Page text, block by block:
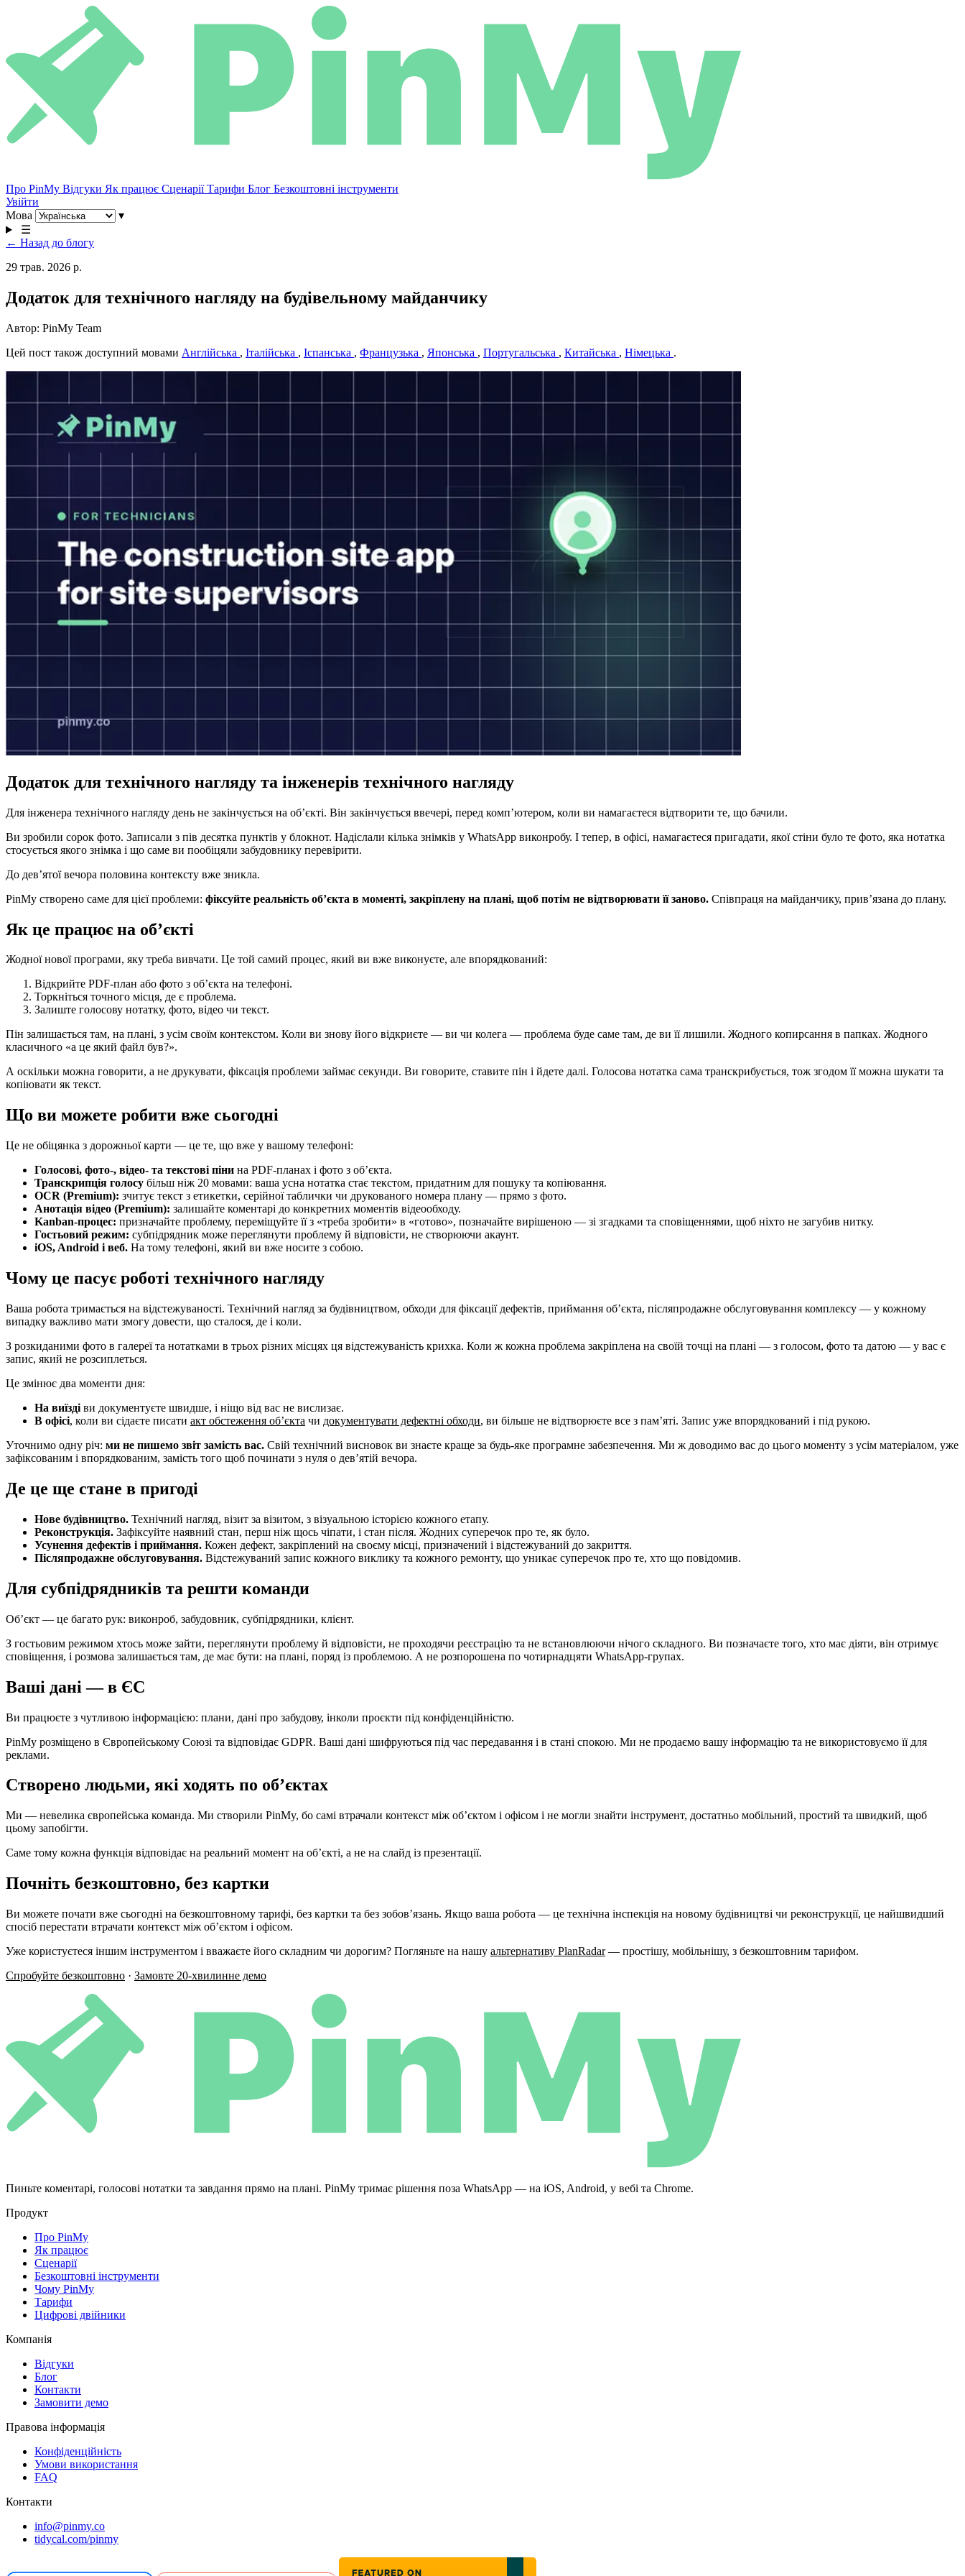
Про PinMy Відгуки Як працює СценаріїТарифи Блог Безкоштовні інструменти
Увійти
Мова
▾
☰
← Назад до блогу
29 трав. 2026 р.
Додаток для технічного нагляду на будівельному майданчику
Автор: PinMy Team
Цей пост також доступний мовами Англійська , Італійська , Іспанська , Французька , Японська , Португальська , Китайська , Німецька .
Додаток для технічного нагляду та інженерів технічного нагляду
Для інженера технічного нагляду день не закінчується на об’єкті. Він закінчується ввечері, перед комп’ютером, коли ви намагаєтеся відтворити те, що бачили.
Ви зробили сорок фото. Записали з пів десятка пунктів у блокнот. Надіслали кілька знімків у WhatsApp виконробу. І тепер, в офісі, намагаєтеся пригадати, якої стіни було те фото, яка нотатка
стосується якого знімка і що саме ви пообіцяли забудовнику перевірити.
До дев’ятої вечора половина контексту вже зникла.
PinMy створено саме для цієї проблеми: фіксуйте реальність об’єкта в моменті, закріплену на плані, щоб потім не відтворювати її заново. Співпраця на майданчику, прив’язана до плану.
Як це працює на об’єкті
Жодної нової програми, яку треба вивчати. Це той самий процес, який ви вже виконуєте, але впорядкований:
Відкрийте PDF-план або фото з об’єкта на телефоні.
Торкніться точного місця, де є проблема.
Залиште голосову нотатку, фото, відео чи текст.
Пін залишається там, на плані, з усім своїм контекстом. Коли ви знову його відкриєте — ви чи колега — проблема буде саме там, де ви її лишили. Жодного копирсання в папках. Жодного
класичного «а це який файл був?».
А оскільки можна говорити, а не друкувати, фіксація проблеми займає секунди. Ви говорите, ставите пін і йдете далі. Голосова нотатка сама транскрибується, тож згодом її можна шукати та
копіювати як текст.
Що ви можете робити вже сьогодні
Це не обіцянка з дорожньої карти — це те, що вже у вашому телефоні:
Голосові, фото-, відео- та текстові піни на PDF-планах і фото з об’єкта.
Транскрипція голосу більш ніж 20 мовами: ваша усна нотатка стає текстом, придатним для пошуку та копіювання.
OCR (Premium): зчитує текст з етикетки, серійної таблички чи друкованого номера плану — прямо з фото.
Анотація відео (Premium): залишайте коментарі до конкретних моментів відеообходу.
Kanban-процес: призначайте проблему, переміщуйте її з «треба зробити» в «готово», позначайте вирішеною — зі згадками та сповіщеннями, щоб ніхто не загубив нитку.
Гостьовий режим: субпідрядник може переглянути проблему й відповісти, не створюючи акаунт.
iOS, Android і веб. На тому телефоні, який ви вже носите з собою.
Чому це пасує роботі технічного нагляду
Ваша робота тримається на відстежуваності. Технічний нагляд за будівництвом, обходи для фіксації дефектів, приймання об’єкта, післяпродажне обслуговування комплексу — у кожному
випадку важливо мати змогу довести, що сталося, де і коли.
З розкиданими фото в галереї та нотатками в трьох різних місцях ця відстежуваність крихка. Коли ж кожна проблема закріплена на своїй точці на плані — з голосом, фото та датою — у вас є
запис, який не розсиплеться.
Це змінює два моменти дня:
На виїзді ви документуєте швидше, і ніщо від вас не вислизає.
В офісі, коли ви сідаєте писати акт обстеження об’єкта чи документувати дефектні обходи, ви більше не відтворюєте все з пам’яті. Запис уже впорядкований і під рукою.
Уточнимо одну річ: ми не пишемо звіт замість вас. Свій технічний висновок ви знаєте краще за будь-яке програмне забезпечення. Ми ж доводимо вас до цього моменту з усім матеріалом, уже
зафіксованим і впорядкованим, замість того щоб починати з нуля о дев’ятій вечора.
Де це ще стане в пригоді
Нове будівництво. Технічний нагляд, візит за візитом, з візуальною історією кожного етапу.
Реконструкція. Зафіксуйте наявний стан, перш ніж щось чіпати, і стан після. Жодних суперечок про те, як було.
Усунення дефектів і приймання. Кожен дефект, закріплений на своєму місці, призначений і відстежуваний до закриття.
Післяпродажне обслуговування. Відстежуваний запис кожного виклику та кожного ремонту, що уникає суперечок про те, хто що повідомив.
Для субпідрядників та решти команди
Об’єкт — це багато рук: виконроб, забудовник, субпідрядники, клієнт.
З гостьовим режимом хтось може зайти, переглянути проблему й відповісти, не проходячи реєстрацію та не встановлюючи нічого складного. Ви позначаєте того, хто має діяти, він отримує
сповіщення, і розмова залишається там, де має бути: на плані, поряд із проблемою. А не розпорошена по чотирнадцяти WhatsApp-групах.
Ваші дані — в ЄС
Ви працюєте з чутливою інформацією: плани, дані про забудову, інколи проєкти під конфіденційністю.
PinMy розміщено в Європейському Союзі та відповідає GDPR. Ваші дані шифруються під час передавання і в стані спокою. Ми не продаємо вашу інформацію та не використовуємо її для
реклами.
Створено людьми, які ходять по об’єктах
Ми — невелика європейська команда. Ми створили PinMy, бо самі втрачали контекст між об’єктом і офісом і не могли знайти інструмент, достатньо мобільний, простий та швидкий, щоб
цьому запобігти.
Саме тому кожна функція відповідає на реальний момент на об’єкті, а не на слайд із презентації.
Почніть безкоштовно, без картки
Ви можете почати вже сьогодні на безкоштовному тарифі, без картки та без зобов’язань. Якщо ваша робота — це технічна інспекція на новому будівництві чи реконструкції, це найшвидший
спосіб перестати втрачати контекст між об’єктом і офісом.
Уже користуєтеся іншим інструментом і вважаєте його складним чи дорогим? Погляньте на нашу альтернативу PlanRadar— простішу, мобільнішу, з безкоштовним тарифом.
Спробуйте безкоштовно · Замовте 20-хвилинне демо
Пиньте коментарі, голосові нотатки та завдання прямо на плані. PinMy тримає рішення поза WhatsApp — на iOS, Android, у вебі та Chrome.
Продукт
Про PinMy
Як працює
Сценарії
Безкоштовні інструменти
Чому PinMy
Тарифи
Цифрові двійники
Компанія
Відгуки
Блог
Контакти
Замовити демо
Правова інформація
Конфіденційність
Умови використання
FAQ
Контакти
info@pinmy.co
tidycal.com/pinmy